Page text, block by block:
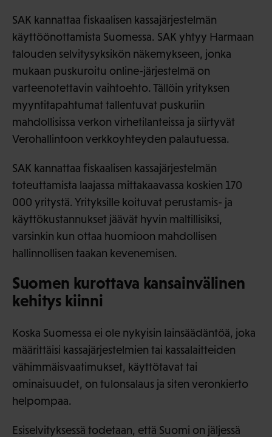
SAK kannattaa fiskaalisen kassajärjestelmän
käyttöönottamista Suomessa. SAK yhtyy Harmaan
talouden selvitysyksikön näkemykseen, jonka
mukaan puskuroitu online-järjestelmä on
varteenotettavin vaihtoehto. Tällöin yrityksen
myyntitapahtumat tallentuvat puskuriin
mahdollisissa verkon virhetilanteissa ja siirtyvät
Verohallintoon verkkoyhteyden palautuessa.
SAK kannattaa fiskaalisen kassajärjestelmän
toteuttamista laajassa mittakaavassa koskien 170
000 yritystä. Yrityksille koituvat perustamis- ja
käyttökustannukset jäävät hyvin maltillisiksi,
varsinkin kun ottaa huomioon mahdollisen
hallinnollisen taakan kevenemisen.
Suomen kurottava kansainvälinen
kehitys kiinni
Koska Suomessa ei ole nykyisin lainsäädäntöä, joka
määrittäisi kassajärjestelmien tai kassalaitteiden
vähimmäisvaatimukset, käyttötavat tai
ominaisuudet, on tulonsalaus ja siten veronkierto
helpompaa.
Esiselvityksessä todetaan, että Suomi on jäljessä